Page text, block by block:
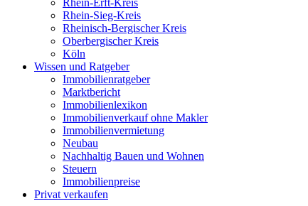
Rhein-Erft-Kreis
Rhein-Sieg-Kreis
Rheinisch-Bergischer Kreis
Oberbergischer Kreis
Köln
Wissen und Ratgeber
Immobilienratgeber
Marktbericht
Immobilienlexikon
Immobilienverkauf ohne Makler
Immobilienvermietung
Neubau
Nachhaltig Bauen und Wohnen
Steuern
Immobilienpreise
Privat verkaufen